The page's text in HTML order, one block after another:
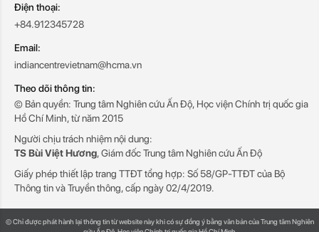
Điện thoại:
+84.912345728
Email:
indiancentrevietnam@hcma.vn
Theo dõi thông tin:
© Bản quyền: Trung tâm Nghiên cứu Ấn Độ, Học viện Chính trị quốc gia
Hồ Chí Minh, từ năm 2015
Người chịu trách nhiệm nội dung:
TS Bùi Việt Hương, Giám đốc Trung tâm Nghiên cứu Ấn Độ
Giấy phép thiết lập trang TTĐT tổng hợp: Số 58/GP-TTĐT của Bộ
Thông tin và Truyền thông, cấp ngày 02/4/2019.
© Chỉ được phát hành lại thông tin từ website này khi có sự đồng ý bằng văn bản của Trung tâm Nghiên